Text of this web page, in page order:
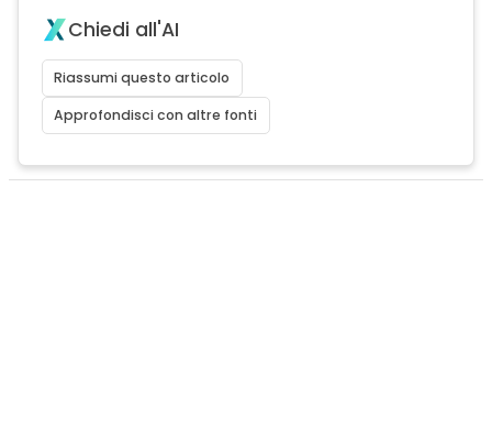
Chiedi all'AI
Riassumi questo articolo
Approfondisci con altre fonti